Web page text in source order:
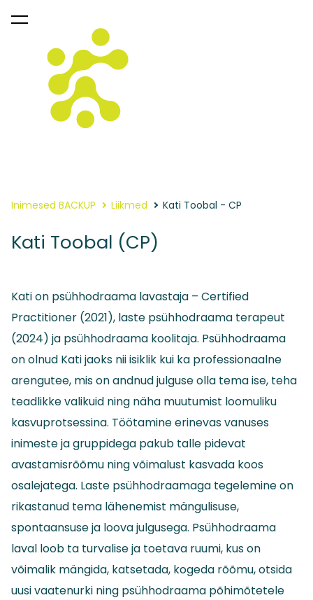
lisati ostukorvi.
Inimesed BACKUP Liikmed Kati Toobal - CP
Kati Toobal (CP)
Kati on psühhodraama lavastaja – Certified
Practitioner (2021), laste psühhodraama terapeut
(2024) ja psühhodraama koolitaja. Psühhodraama
on olnud Kati jaoks nii isiklik kui ka professionaalne
arengutee, mis on andnud julguse olla tema ise, teha
teadlikke valikuid ning näha muutumist loomuliku
kasvuprotsessina. Töötamine erinevas vanuses
inimeste ja gruppidega pakub talle pidevat
avastamisrõõmu ning võimalust kasvada koos
osalejatega. Laste psühhodraamaga tegelemine on
rikastanud tema lähenemist mängulisuse,
spontaansuse ja loova julgusega. Psühhodraama
laval loob ta turvalise ja toetava ruumi, kus on
võimalik mängida, katsetada, kogeda rõõmu, otsida
uusi vaatenurki ning psühhodraama põhimõtetele